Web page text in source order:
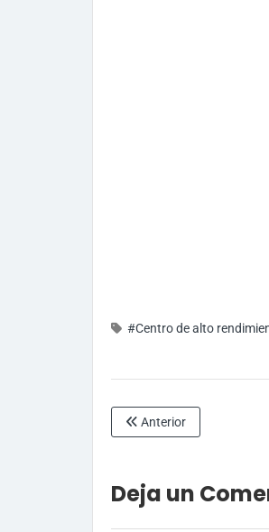
#Centro de alto
Anterior
Deja un